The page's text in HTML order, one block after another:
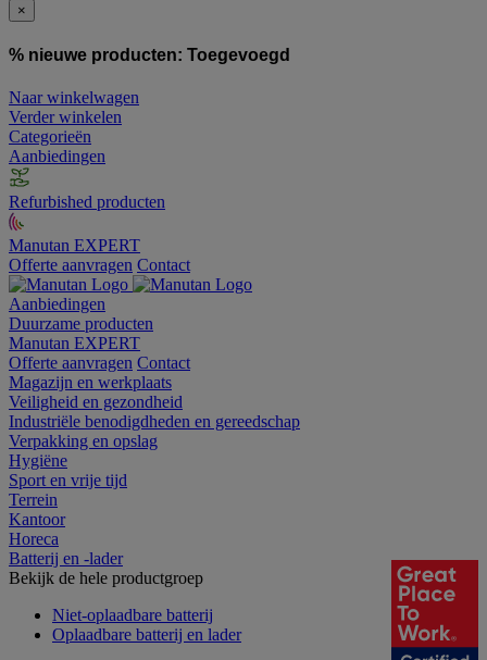
×
% nieuwe producten: Toegevoegd
Naar winkelwagen
Verder winkelen
Categorieën
Aanbiedingen
Refurbished producten
Manutan EXPERT
Offerte aanvragen Contact
Aanbiedingen
Duurzame producten
Manutan EXPERT
Offerte aanvragen Contact
Magazijn en werkplaats
Veiligheid en gezondheid
Industriële benodigdheden en gereedschap
Verpakking en opslag
Hygiëne
Sport en vrije tijd
Terrein
Kantoor
Horeca
Batterij en -lader
Bekijk de hele productgroep
Niet-oplaadbare batterij
Oplaadbare batterij en lader